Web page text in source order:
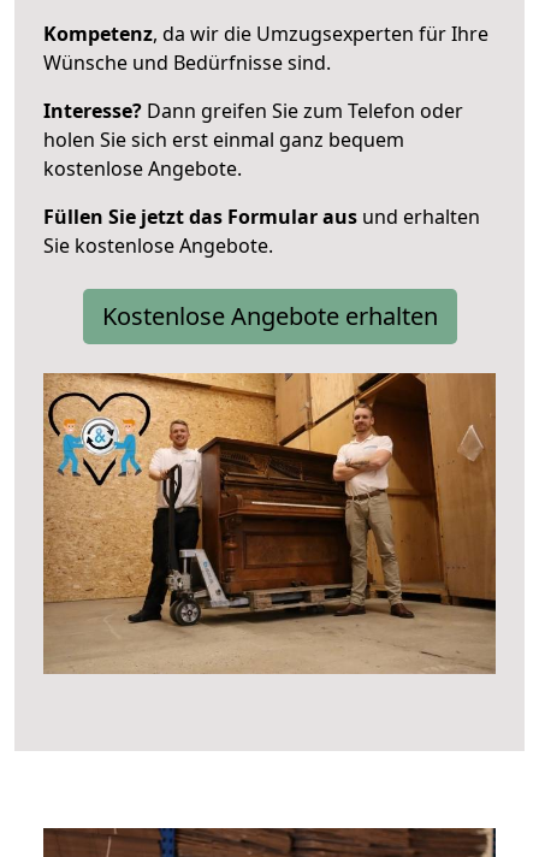
Kompetenz, da wir die Umzugsexperten für Ihre
Wünsche und Bedürfnisse sind.
Interesse? Dann greifen Sie zum Telefon oder
holen Sie sich erst einmal ganz bequem
kostenlose Angebote.
Füllen Sie jetzt das Formular aus und erhalten
Sie kostenlose Angebote.
Kostenlose Angebote erhalten